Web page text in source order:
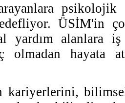
psikolojik
ÜSİM'in
yardım alanlara
olmadan hayata
bilimsel